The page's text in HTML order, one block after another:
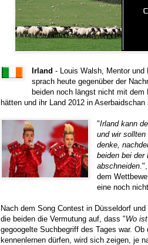
Irland - Louis Walsh, Mentor und
sprach heute gegenüber der
beiden noch längst nicht mit
hätten und ihr Land 2012 in Aserbaidschan
"Irland kann
und wir
denke,
beiden bei der
abschneiden
dem
eine noch
Nach dem Song Contest in Düsseldorf
die beiden die Vermutung auf, dass "Wo
gegoogelte Suchbegriff des Tages war.
kennenlernen dürfen, wird sich zeigen, je